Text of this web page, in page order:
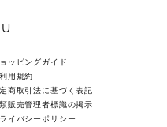
ッピングガイド
用規約
商取引法に基づく表記
販売管理者標識の掲示
イバシーポリシー